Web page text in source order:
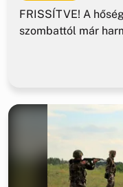
FRISSÍTVE! A
szombattól már